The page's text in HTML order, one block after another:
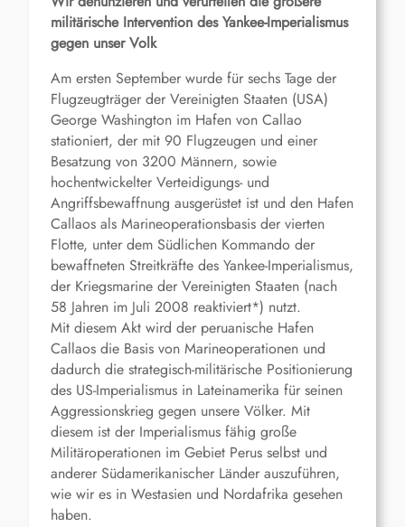
militärische Intervention des Yankee-Imperialismus
gegen unser Volk
Am ersten September wurde für sechs Tage der
Flugzeugträger der Vereinigten Staaten (USA)
George Washington im Hafen von Callao
stationiert, der mit 90 Flugzeugen und einer
Besatzung von 3200 Männern, sowie
hochentwickelter Verteidigungs- und
Angriffsbewaffnung ausgerüstet ist und den Hafen
Callaos als Marineoperationsbasis der vierten
Flotte, unter dem Südlichen Kommando der
bewaffneten Streitkräfte des Yankee-Imperialismus,
der Kriegsmarine der Vereinigten Staaten (nach
58 Jahren im Juli 2008 reaktiviert*) nutzt.
Mit diesem Akt wird der peruanische Hafen
Callaos die Basis von Marineoperationen und
dadurch die strategisch-militärische Positionierung
des US-Imperialismus in Lateinamerika für seinen
Aggressionskrieg gegen unsere Völker. Mit
diesem ist der Imperialismus fähig große
Militäroperationen im Gebiet Perus selbst und
anderer Südamerikanischer Länder auszuführen,
wie wir es in Westasien und Nordafrika gesehen
haben.